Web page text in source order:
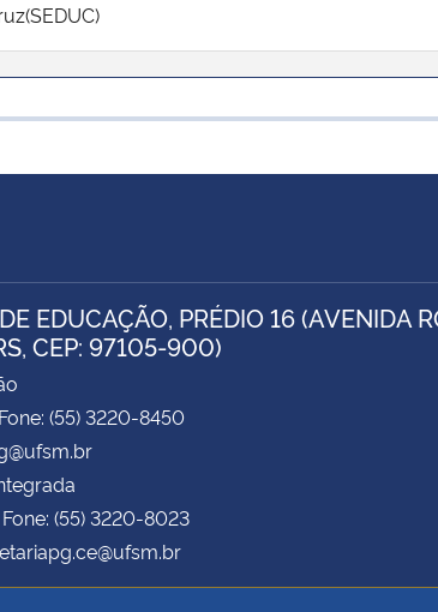
EDUCAÇÃO, PRÉDIO 16 (AVENIDA
CEP: 97105-900)
(55) 3220-8450
(55) 3220-8023